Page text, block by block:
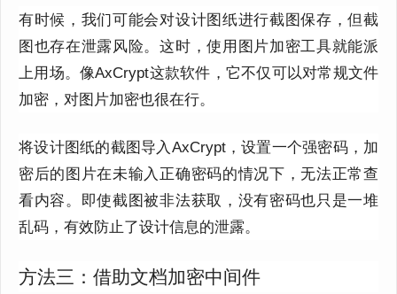
有时候，我们可能会对设计图纸进行截图保存，但截
图也存在泄露风险。这时，使用图片加密工具就能派
上用场。像AxCrypt这款软件，它不仅可以对常规文件
加密，对图片加密也很在行。
将设计图纸的截图导入AxCrypt，设置一个强密码，加
密后的图片在未输入正确密码的情况下，无法正常查
看内容。即使截图被非法获取，没有密码也只是一堆
乱码，有效防止了设计信息的泄露。
方法三：借助文档加密中间件